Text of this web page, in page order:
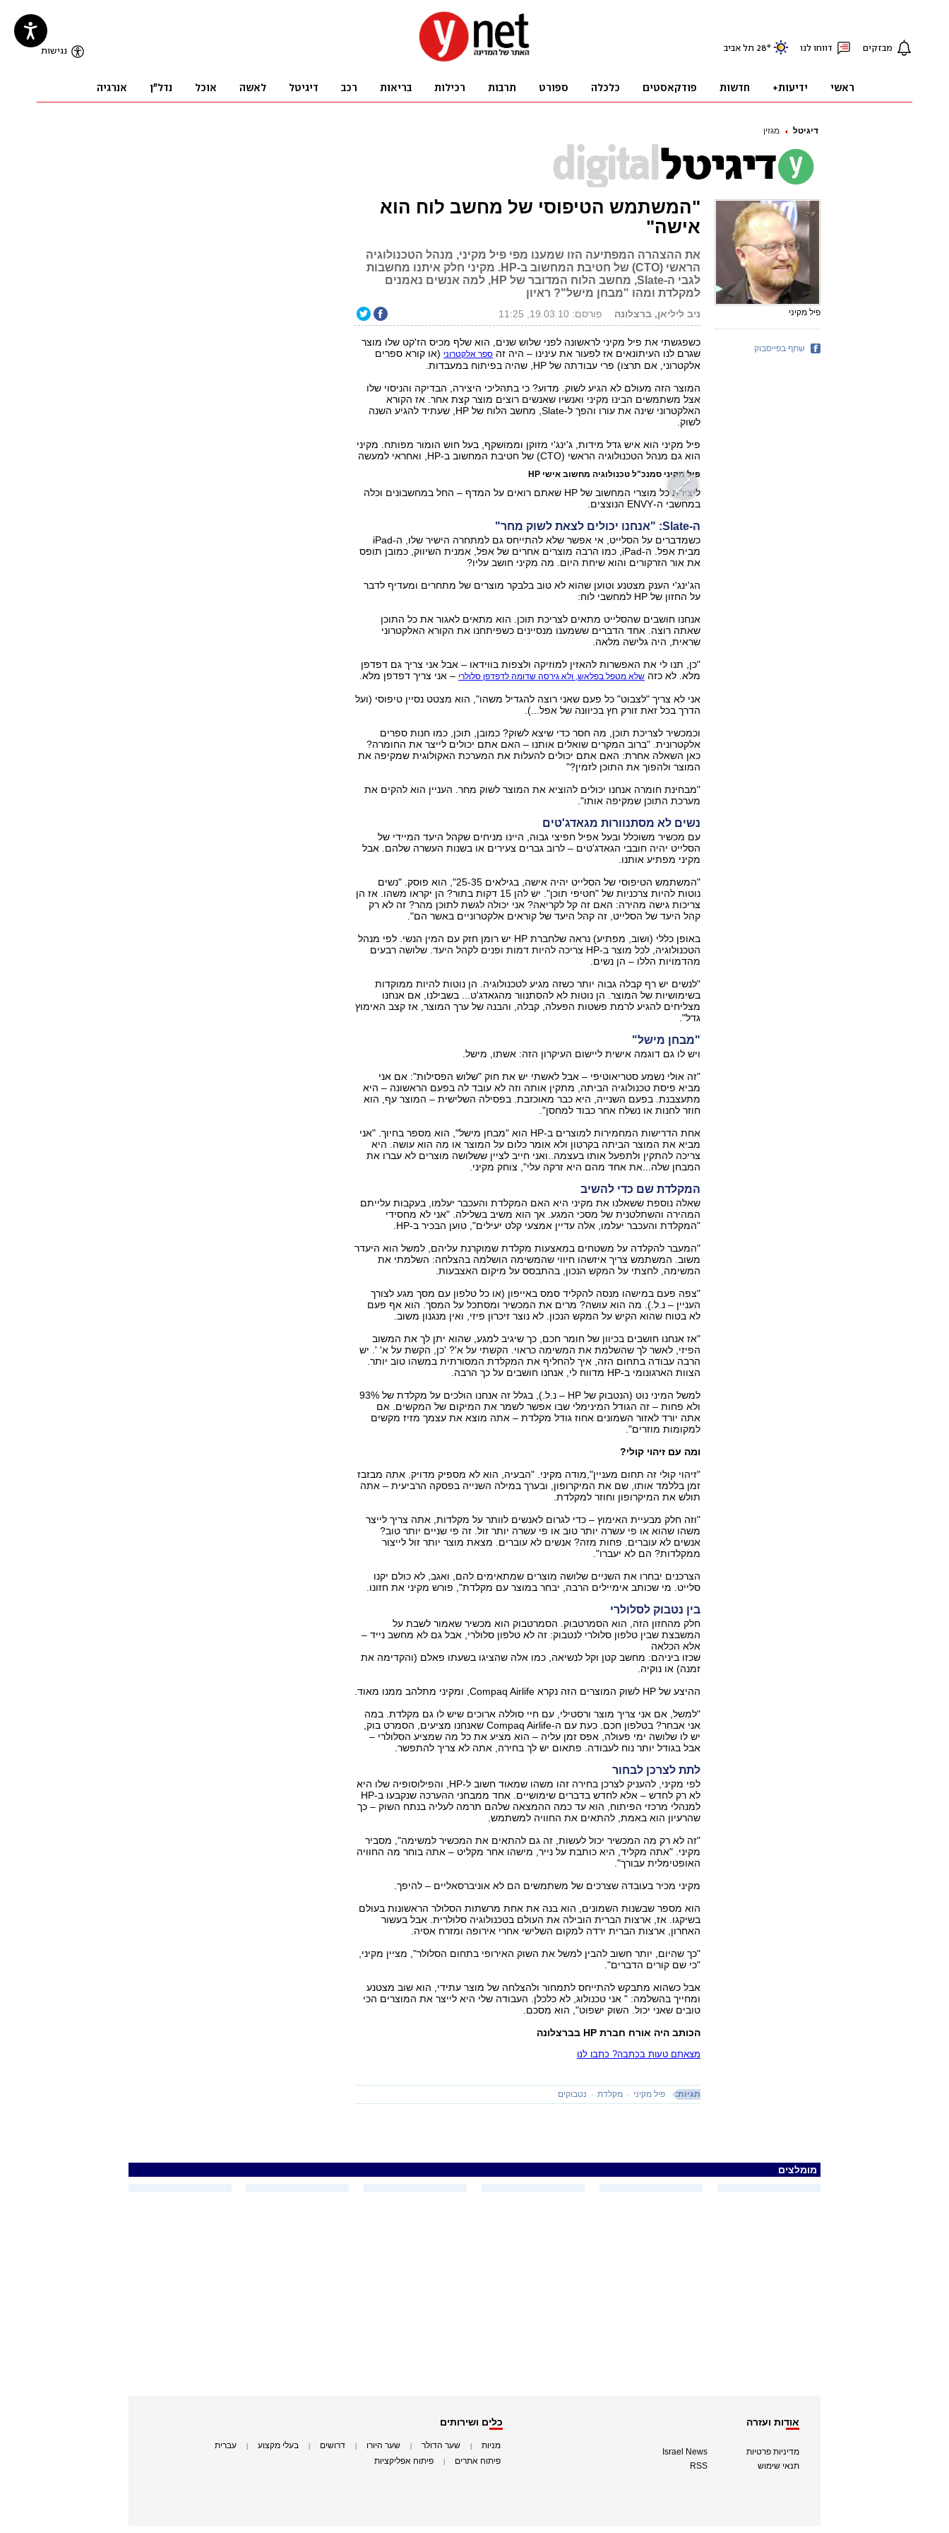
דיגיטל מגזין
"המשתמש הטיפוסי של מחשב לוח הוא
אישה"
את ההצהרה המפתיעה הזו שמענו מפי פיל מקיני, מנהל הטכנולוגיה
הראשי (CTO) של חטיבת המחשוב ב-HP. מקיני חלק איתנו מחשבות
לגבי ה-Slate, מחשב הלוח המדובר של HP, למה אנשים נאמנים
למקלדת ומהו "מבחן מישל"? ראיון
ניב ליליאן, ברצלונה פורסם: 19.03.10, 11:25
כשפגשתי את פיל מקיני לראשונה לפני שלוש שנים, הוא שלף מכיס הז'קט שלו מוצר
שגרם לנו העיתונאים אז לפעור את עינינו – היה זה ספר אלקטרוני (או קורא ספרים
אלקטרוני, אם תרצו) פרי עבודתה של HP, שהיה בפיתוח במעבדות.
המוצר הזה מעולם לא הגיע לשוק. מדוע? כי בתהליכי היצירה, הבדיקה והניסוי שלו
אצל משתמשים הבינו מקיני ואנשיו שאנשים רוצים מוצר קצת אחר. אז הקורא
האלקטרוני שינה את עורו והפך ל-Slate, מחשב הלוח של HP, שעתיד להגיע השנה
לשוק.
פיל מקיני הוא איש גדל מידות, ג'ינג'י מזוקן וממושקף, בעל חוש הומור מפותח. מקיני
הוא גם מנהל הטכנולוגיה הראשי (CTO) של חטיבת המחשוב ב-HP, ואחראי למעשה
פיל מקיני סמנכ"ל טכנולוגיה מחשוב אישי HP
ליצירת כל מוצרי המחשוב של HP שאתם רואים על המדף – החל במחשבונים וכלה
במחשבי ה-ENVY הנוצצים.
ה-Slate: "אנחנו יכולים לצאת לשוק מחר"
כשמדברים על הסלייט, אי אפשר שלא להתייחס גם למתחרה הישיר שלו, ה-iPad
מבית אפל. ה-iPad, כמו הרבה מוצרים אחרים של אפל, אמנית השיווק, כמובן תופס
את אור הזרקורים והוא שיחת היום. מה מקיני חושב עליו?
הג'ינג'י הענק מצטנע וטוען שהוא לא טוב בלבקר מוצרים של מתחרים ומעדיף לדבר
על החזון של HP למחשבי לוח:
אנחנו חושבים שהסלייט מתאים לצריכת תוכן. הוא מתאים לאגור את כל התוכן
שאתה רוצה. אחד הדברים ששמענו מנסיינים כשפיתחנו את הקורא האלקטרוני
שראית, היה גלישה מלאה.
"כן, תנו לי את האפשרות להאזין למוזיקה ולצפות בווידאו – אבל אני צריך גם דפדפן
מלא. לא כזה שלא מטפל בפלאש, ולא גירסה שדומה לדפדפן סלולרי – אני צריך דפדפן מלא.
אני לא צריך "לצבוט" כל פעם שאני רוצה להגדיל משהו", הוא מצטט נסיין טיפוסי (ועל
הדרך בכל זאת זורק חץ בכיוונה של אפל...).
וכמכשיר לצריכת תוכן, מה חסר כדי שיצא לשוק? כמובן, תוכן, כמו חנות ספרים
אלקטרונית. "ברוב המקרים שואלים אותנו – האם אתם יכולים לייצר את החומרה?
כאן השאלה אחרת: האם אתם יכולים להעלות את המערכת האקולוגית שמקיפה את
המוצר ולהפוך את התוכן לזמין?"
"מבחינת חומרה אנחנו יכולים להוציא את המוצר לשוק מחר. העניין הוא להקים את
מערכת התוכן שמקיפה אותו".
נשים לא מסתנוורות מגאדג'טים
עם מכשיר משוכלל ובעל אפיל חפיצי גבוה, היינו מניחים שקהל היעד המיידי של
הסלייט יהיה חובבי הגאדג'טים – לרוב גברים צעירים או בשנות העשרה שלהם. אבל
מקיני מפתיע אותנו.
"המשתמש הטיפוסי של הסלייט יהיה אישה, בגילאים 25-35", הוא פוסק. "נשים
נוטות להיות צרכניות של "חטיפי תוכן". יש להן 15 דקות בתור? הן יקראו משהו. אז הן
צריכות גישה מהירה: האם זה קל לקריאה? אני יכולה לגשת לתוכן מהר? זה לא רק
קהל היעד של הסלייט, זה קהל היעד של קוראים אלקטרוניים באשר הם".
באופן כללי (ושוב, מפתיע) נראה שלחברת HP יש רומן חזק עם המין הנשי. לפי מנהל
הטכנולוגיה, לכל מוצר ב-HP צריכה להיות דמות ופנים לקהל היעד. שלושה רבעים
מהדמויות הללו – הן נשים.
"לנשים יש רף קבלה גבוה יותר כשזה מגיע לטכנולוגיה. הן נוטות להיות ממוקדות
בשימושיות של המוצר. הן נוטות לא להסתנוור מהגאדג'ט... בשבילנו, אם אנחנו
מצליחים להגיע לרמת פשטות הפעלה, קבלה, והבנה של ערך המוצר, אז קצב האימוץ
גדל".
"מבחן מישל"
ויש לו גם דוגמה אישית ליישום העיקרון הזה: אשתו, מישל.
"זה אולי נשמע סטריאוטיפי – אבל לאשתי יש את חוק "שלוש הפסילות": אם אני
מביא פיסת טכנולוגיה הביתה, מתקין אותה וזה לא עובד לה בפעם הראשונה – היא
מתעצבנת. בפעם השנייה, היא כבר מאוכזבת. בפסילה השלישית – המוצר עף, הוא
חוזר לחנות או נשלח אחר כבוד למחסן".
אחת הדרישות המחמירות למוצרים ב-HP הוא "מבחן מישל", הוא מספר בחיוך. "אני
מביא את המוצר הביתה בקרטון ולא אומר כלום על המוצר או מה הוא עושה. היא
צריכה להתקין ולתפעל אותו בעצמה..ואני חייב לציין ששלושה מוצרים לא עברו את
המבחן שלה...את אחד מהם היא זרקה עלי", צוחק מקיני.
המקלדת שם כדי להשיב
שאלה נוספת ששאלנו את מקיני היא האם המקלדת והעכבר יעלמו, בעקבות עלייתם
המהירה והשתלטנית של מסכי המגע. אך הוא משיב בשלילה. "אני לא מחסידי
"המקלדת והעכבר יעלמו, אלה עדיין אמצעי קלט יעילים", טוען הבכיר ב-HP.
"המעבר להקלדה על משטחים במאצעות מקלדת שמוקרנת עליהם, למשל הוא היעדר
משוב. המשתמש צריך איזשהו חיווי שהמשימה הושלמה בהצלחה: השלמתי את
המשימה, לחצתי על המקש הנכון, בהתבסס על מיקום האצבעות.
"צפה פעם במישהו מנסה להקליד סמס באייפון (או כל טלפון עם מסך מגע לצורך
העניין – נ.ל.). מה הוא עושה? מרים את המכשיר ומסתכל על המסך. הוא אף פעם
לא בטוח שהוא הקיש על המקש הנכון. לא נוצר זיכרון פיזי, ואין מנגנון משוב.
"אז אנחנו חושבים בכיוון של חומר חכם, כך שיגיב למגע, שהוא יתן לך את המשוב
הפיזי, לאשר לך שהשלמת את המשימה כראוי. הקשתי על א'? 'כן, הקשת על א' '. יש
הרבה עבודה בתחום הזה, איך להחליף את המקלדת המסורתית במשהו טוב יותר.
הצוות הארגונומי ב-HP מדווח לי, אנחנו חושבים על כך הרבה.
למשל המיני נוט (הנטבוק של HP – נ.ל.), בגלל זה אנחנו הולכים על מקלדת של 93%
ולא פחות – זה הגודל המינימלי שבו אפשר לשמר את המיקום של המקשים. אם
אתה יורד לאזור השמונים אחוז גודל מקלדת – אתה מוצא את עצמך מזיז מקשים
למקומות מוזרים".
ומה עם זיהוי קולי?
"זיהוי קולי זה תחום מעניין",מודה מקיני. "הבעיה, הוא לא מספיק מדויק. אתה מבזבז
זמן בללמד אותו, שם את המיקרופון, ובערך במילה השנייה בפסקה הרביעית – אתה
תולש את המיקרופון וחוזר למקלדת.
"וזה חלק מבעיית האימוץ – כדי לגרום לאנשים לוותר על מקלדות, אתה צריך לייצר
משהו שהוא או פי עשרה יותר טוב או פי עשרה יותר זול. זה פי שניים יותר טוב?
אנשים לא עוברים. פחות מזה? אנשים לא עוברים. מצאת מוצר יותר זול לייצור
ממקלדות? הם לא יעברו".
הצרכנים יבחרו את השניים שלושה מוצרים שמתאימים להם, ואגב, לא כולם יקנו
סלייט. מי שכותב אימיילים הרבה, יבחר במוצר עם מקלדת", פורש מקיני את חזונו.
בין נטבוק לסלולרי
חלק מהחזון הזה, הוא הסמרטבוק. הסמרטבוק הוא מכשיר שאמור לשבת על
המשבצת שבין טלפון סלולרי לנטבוק: זה לא טלפון סלולרי, אבל גם לא מחשב נייד –
אלא הכלאה
שכזו ביניהם: מחשב קטן וקל לנשיאה, כמו אלה שהציגו בשעתו פאלם (והקדימה את
זמנה) או נוקיה.
ההיצע של HP לשוק המוצרים הזה נקרא Compaq Airlife, ומקיני מתלהב ממנו מאוד.
"למשל, אם אני צריך מוצר ורסטילי, עם חיי סוללה ארוכים שיש לו גם מקלדת. במה
אני אבחר? בטלפון חכם. כעת עם ה-Compaq Airlife שאנחנו מציעים, הסמרט בוק,
יש לו שלושה ימי פעולה, אפס זמן עליה – הוא מציע את כל מה שמציע הסלולרי –
אבל בגודל יותר נוח לעבודה. פתאום יש לך בחירה, אתה לא צריך להתפשר.
לתת לצרכן לבחור
לפי מקיני, להעניק לצרכן בחירה זהו משהו שמאוד חשוב ל-HP, והפילוסופיה שלו היא
לא רק לחדש – אלא לחדש בדברים שימושיים. אחד ממבחני ההערכה שנקבעו ב-HP
למנהלי מרכזי הפיתוח, הוא עד כמה ההמצאה שלהם תרמה לעליה בנתח השוק – כך
שהרעיון הוא באמת, להתאים את החוויה למשתמש.
"זה לא רק מה המכשיר יכול לעשות, זה גם להתאים את המכשיר למשימה", מסביר
מקיני. "אתה מקליד, היא כותבת על נייר, מישהו אחר מקליט – אתה בוחר מה החוויה
האופטימלית עבורך".
מקיני מכיר בעובדה שצרכים של משתמשים הם לא אוניברסאליים – להיפך.
הוא מספר שבשנות השמונים, הוא בנה את אחת מרשתות הסלולר הראשונות בעולם
בשיקגו. אז, ארצות הברית הובילה את העולם בטכנולוגיה סלולרית. אבל בעשור
האחרון, ארצות הברית ירדה למקום השלישי אחרי אירופה ומזרח אסיה.
"כך שהיום, יותר חשוב להבין למשל את השוק האירופי בתחום הסלולר", מציין מקיני,
"כי שם קורים הדברים".
אבל כשהוא מתבקש להתייחס לתמחור ולהצלחה של מוצר עתידי, הוא שוב מצטנע
ומחייך בהשלמה: " אני טכנולוג, לא כלכלן. העבודה שלי היא לייצר את המוצרים הכי
טובים שאני יכול. השוק ישפוט", הוא מסכם.
הכותב היה אורח חברת HP בברצלונה
מצאתם טעות בכתבה? כתבו לנו
תגיות: פיל מקיני מקלדת נטבוקים
פיל מקיני
שתף בפייסבוק
מומלצים
אודות ועזרה
מדיניות פרטיות
תנאי שימוש
Israel News
RSS
כלים ושירותים
מניות שער הדולר שער היורו דרושים בעלי מקצוע עברית
פיתוח אתרים פיתוח אפליקציות